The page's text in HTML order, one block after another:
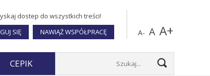
A- A A+
dostep do wszystkich treści!
SIĘ
NAWIĄŻ WSPÓŁPRACĘ
CEPIK